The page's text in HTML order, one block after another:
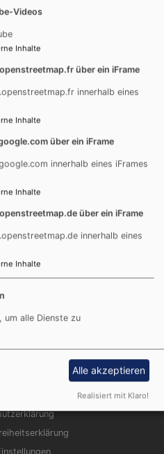
wir Ihnen einen Ort der
der Gemeinschaft. Hier
Aktivitäten, von
bis hin zu
Alt.
an unserPfarramt.
Holzschwang
Holzschwang
Anmelden
Videos
Inhalte
über ein iFrame
innerhalb eines
Inhalte
über ein iFrame
innerhalb eines iFrames
Inhalte
über ein iFrame
innerhalb eines
Inhalte
um alle Dienste zu
Alle akzeptieren
Realisiert mit Klaro!